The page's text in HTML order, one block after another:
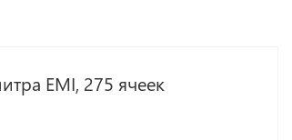
EMI, 275 ячеек